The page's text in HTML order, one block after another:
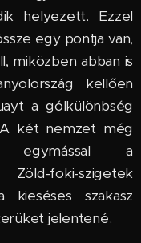
helyezett. Ezzel
egy pontja van,
miközben abban is
kellően
a gólkülönbség
két nemzet még
a
foki-szigetek
kieséses szakasz
jelentené.